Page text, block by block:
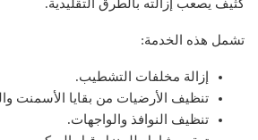
كثيف يصعب إزالته بالطرق التقليدية.
تشمل هذه الخدمة:
إزالة مخلفات التشطيب.
تنظيف الأرضيات من بقايا الأسمنت
تنظيف النوافذ والواجهات.